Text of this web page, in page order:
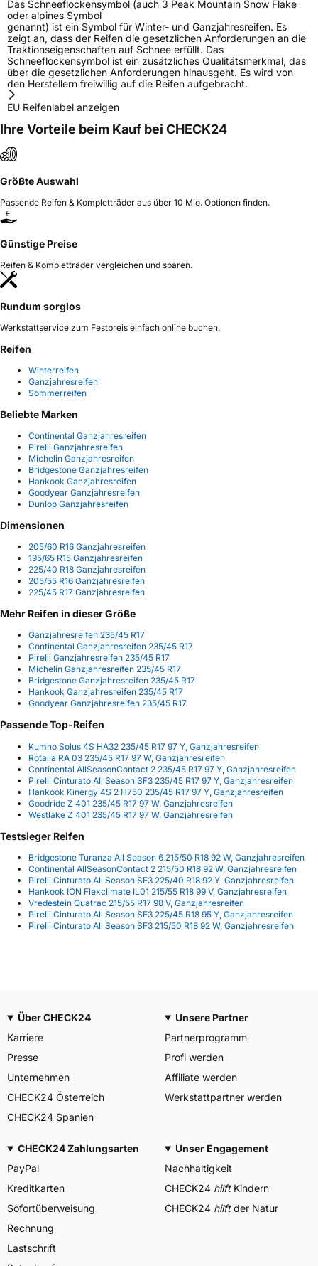
Das Schneeflockensymbol (auch 3 Peak Mountain Snow Flake
oder alpines Symbol
genannt) ist ein Symbol für Winter- und Ganzjahresreifen. Es
zeigt an, dass der Reifen die gesetzlichen Anforderungen an die
Traktionseigenschaften auf Schnee erfüllt. Das
Schneeflockensymbol ist ein zusätzliches Qualitätsmerkmal, das
über die gesetzlichen Anforderungen hinausgeht. Es wird von
den Herstellern freiwillig auf die Reifen aufgebracht.
EU Reifenlabel anzeigen
Ihre Vorteile beim Kauf bei CHECK24
Größte Auswahl
Passende Reifen & Kompletträder aus über 10 Mio. Optionen finden.
Günstige Preise
Reifen & Kompletträder vergleichen und sparen.
Rundum sorglos
Werkstattservice zum Festpreis einfach online buchen.
Reifen
Winterreifen
Ganzjahresreifen
Sommerreifen
Beliebte Marken
Continental Ganzjahresreifen
Pirelli Ganzjahresreifen
Michelin Ganzjahresreifen
Bridgestone Ganzjahresreifen
Hankook Ganzjahresreifen
Goodyear Ganzjahresreifen
Dunlop Ganzjahresreifen
Dimensionen
205/60 R16 Ganzjahresreifen
195/65 R15 Ganzjahresreifen
225/40 R18 Ganzjahresreifen
205/55 R16 Ganzjahresreifen
225/45 R17 Ganzjahresreifen
Mehr Reifen in dieser Größe
Ganzjahresreifen 235/45 R17
Continental Ganzjahresreifen 235/45 R17
Pirelli Ganzjahresreifen 235/45 R17
Michelin Ganzjahresreifen 235/45 R17
Bridgestone Ganzjahresreifen 235/45 R17
Hankook Ganzjahresreifen 235/45 R17
Goodyear Ganzjahresreifen 235/45 R17
Passende Top-Reifen
Kumho Solus 4S HA32 235/45 R17 97 Y, Ganzjahresreifen
Rotalla RA 03 235/45 R17 97 W, Ganzjahresreifen
Continental AllSeasonContact 2 235/45 R17 97 Y, Ganzjahresreifen
Pirelli Cinturato All Season SF3 235/45 R17 97 Y, Ganzjahresreifen
Hankook Kinergy 4S 2 H750 235/45 R17 97 Y, Ganzjahresreifen
Goodride Z 401 235/45 R17 97 W, Ganzjahresreifen
Westlake Z 401 235/45 R17 97 W, Ganzjahresreifen
Testsieger Reifen
Bridgestone Turanza All Season 6 215/50 R18 92 W, Ganzjahresreifen
Continental AllSeasonContact 2 215/50 R18 92 W, Ganzjahresreifen
Pirelli Cinturato All Season SF3 225/40 R18 92 Y, Ganzjahresreifen
Hankook ION Flexclimate IL01 215/55 R18 99 V, Ganzjahresreifen
Vredestein Quatrac 215/55 R17 98 V, Ganzjahresreifen
Pirelli Cinturato All Season SF3 225/45 R18 95 Y, Ganzjahresreifen
Pirelli Cinturato All Season SF3 215/50 R18 92 W, Ganzjahresreifen
Über CHECK24
Karriere
Presse
Unternehmen
CHECK24 Österreich
CHECK24 Spanien
Unsere Partner
Partnerprogramm
Profi werden
Affiliate werden
Werkstattpartner werden
CHECK24 Zahlungsarten
PayPal
Kreditkarten
Sofortüberweisung
Rechnung
Lastschrift
Unser Engagement
Nachhaltigkeit
CHECK24 hilftKindern
CHECK24 hilftder Natur